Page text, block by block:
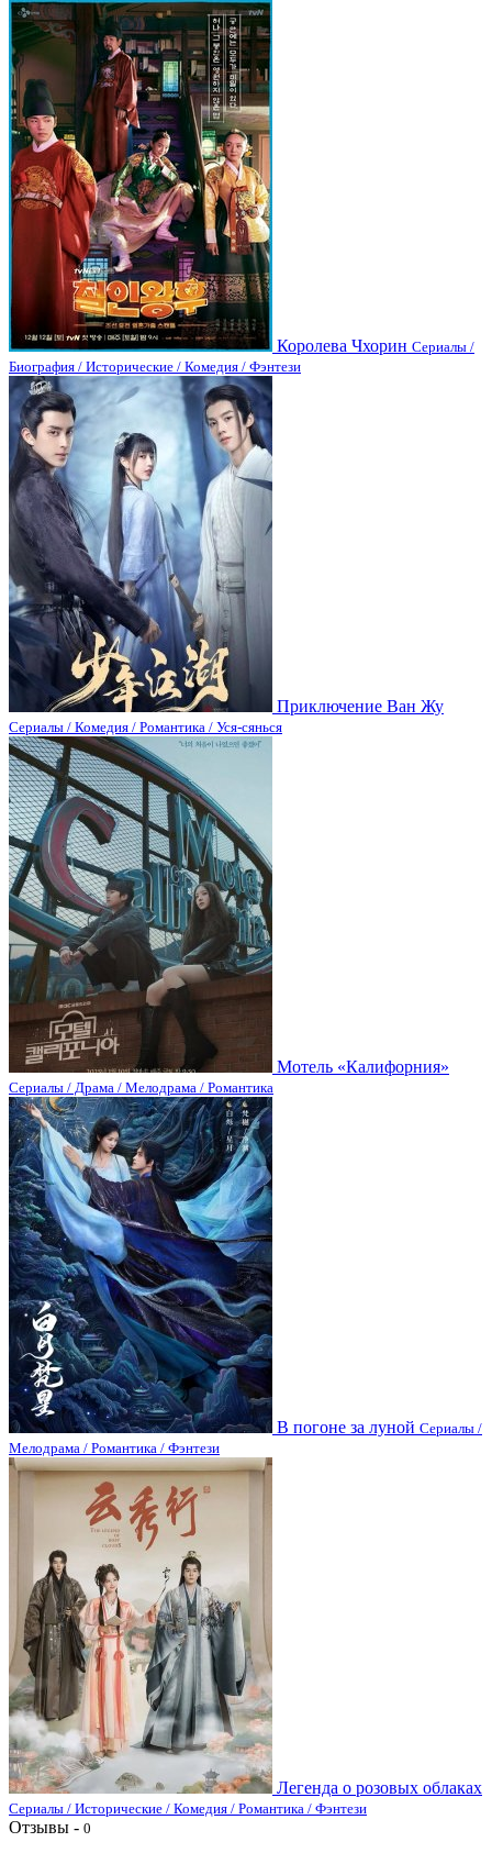
Королева Чхорин Сериалы /
Биография / Исторические / Комедия / Фэнтези
Приключение Ван Жу
Сериалы / Комедия / Романтика / Уся-сянься
Мотель «Калифорния»
Сериалы / Драма / Мелодрама / Романтика
В погоне за луной Сериалы /
Мелодрама / Романтика / Фэнтези
Легенда о розовых облаках
Сериалы / Исторические / Комедия / Романтика / Фэнтези
Отзывы - 0